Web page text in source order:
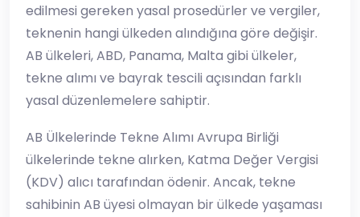
edilmesi gereken yasal prosedürler ve vergiler,
teknenin hangi ülkeden alındığına göre değişir.
AB ülkeleri, ABD, Panama, Malta gibi ülkeler,
tekne alımı ve bayrak tescili açısından farklı
yasal düzenlemelere sahiptir.
AB Ülkelerinde Tekne Alımı Avrupa Birliği
ülkelerinde tekne alırken, Katma Değer Vergisi
(KDV) alıcı tarafından ödenir. Ancak, tekne
sahibinin AB üyesi olmayan bir ülkede yaşaması